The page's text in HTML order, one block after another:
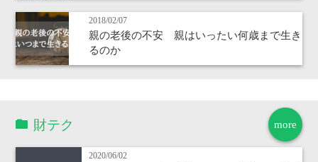
2018/02/07
親の老後の不安 親はいったい何歳まで生き
るのか
more
財テク
2020/06/02